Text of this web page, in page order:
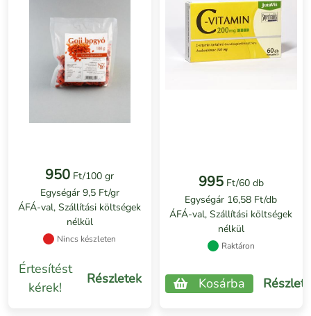
950 Ft/100 gr
Egységár 9,5 Ft/gr
ÁFÁ-val, Szállítási költségek
nélkül
Nincs készleten
Értesítést
kérek!
Részletek
995 Ft/60 db
Egységár 16,58 Ft/db
ÁFÁ-val, Szállítási költségek
nélkül
Raktáron
Kosárba